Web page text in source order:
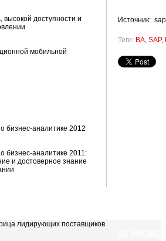
высокой доступности и
мобильной
бизнес-аналитике 2012
бизнес-аналитике 2011:
и достоверное знание
Источник:
Теги: BA, SAP,